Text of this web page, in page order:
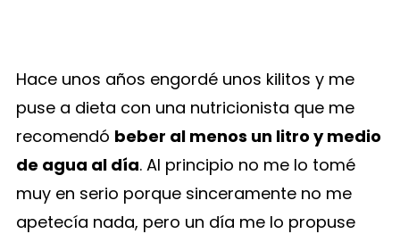
Hace unos años engordé unos kilitos y me
puse a dieta con una nutricionista que me
recomendó beber al menos un litro y medio
de agua al día. Al principio no me lo tomé
muy en serio porque sinceramente no me
apetecía nada, pero un día me lo propuse